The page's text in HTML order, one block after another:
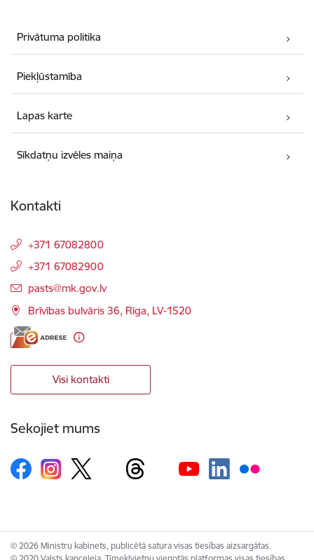
Privātuma politika
Piekļūstamība
Lapas karte
Sīkdatņu izvēles maiņa
Kontakti
+371 67082800
+371 67082900
E-pasts:
pasts@mk.gov.lv
Brīvības bulvāris 36, Rīga, LV-1520
Visi kontakti
Sekojiet mums
© 2026 Ministru kabinets, publicētā satura visas tiesības aizsargātas.